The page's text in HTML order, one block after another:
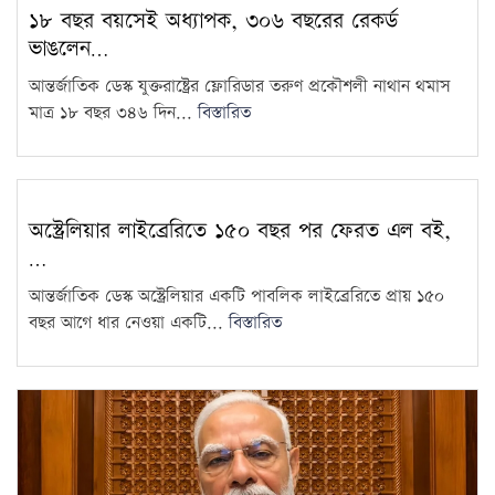
9
ভবদহে জলাবদ্ধতার স্থায়ী সমাধানের
গাজীপুরে পরীক্ষায় অসদুপায়: ৩০
11
নির্দেশনা মন্ত্রিপরিষদ বিভাগের
12
আজ থেকে শুরু হচ্ছে কাঁচামরিচ
আমদানি
প্রাথমিকে ১৪ হাজার শিক্ষক
যোগদানের সময় জানাল মন্ত্রণালয়
১৮ বছর বয়সেই অধ্যাপক, ৩০৬ বছরের রেকর্ড
ভাঙলেন…
আন্তর্জাতিক ডেস্ক যুক্তরাষ্ট্রের ফ্লোরিডার তরুণ প্রকৌশলী নাথান থমাস
মাত্র ১৮ বছর ৩৪৬ দিন...বিস্তারিত
অস্ট্রেলিয়ার লাইব্রেরিতে ১৫০ বছর পর ফেরত এল বই,
…
আন্তর্জাতিক ডেস্ক অস্ট্রেলিয়ার একটি পাবলিক লাইব্রেরিতে প্রায় ১৫০
বছর আগে ধার নেওয়া একটি...বিস্তারিত